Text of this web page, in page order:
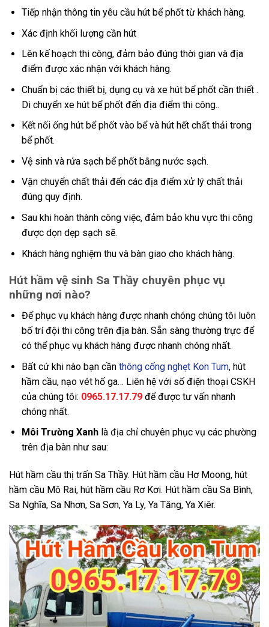
Tiếp nhận thông tin yêu cầu hút bể phốt từ khách hàng.
Xác định khối lượng cần hút
Lên kế hoạch thi công, đảm bảo đúng thời gian và địa
điểm được xác nhận với khách hàng.
Chuẩn bị các thiết bị, dụng cụ và xe hút bể phốt cần thiết .
Di chuyển xe hút bể phốt đến địa điểm thi công..
Kết nối ống hút bể phốt vào bể và hút hết chất thải trong
bể phốt.
Vệ sinh và rửa sạch bể phốt bằng nước sạch.
Vận chuyển chất thải đến các địa điểm xử lý chất thải
đúng quy định.
Sau khi hoàn thành công việc, đảm bảo khu vực thi công
được dọn dẹp sạch sẽ.
Khách hàng nghiệm thu và bàn giao cho khách hàng.
Hút hầm vệ sinh Sa Thầy chuyên phục vụ
những nơi nào?
Để phục vụ khách hàng được nhanh chóng chúng tôi luôn
bố trí đội thi công trên địa bàn. Sẵn sàng thường trực để
có thể phục vụ khách hàng được nhanh chóng nhất.
Bất cứ khi nào bạn cầnthông cống nghẹt Kon Tum, hút
hầm cầu, nạo vét hố ga… Liên hệ với số điện thoại CSKH
của chúng tôi: 0965.17.17.79để được tư vấn nhanh
chóng nhất.
Môi Trường Xanhlà địa chỉ chuyên phục vụ các phường
trên địa bàn như sau:
Hút hầm cầu thị trấn Sa Thầy. Hút hầm cầu Hơ Moong, hút
hầm cầu Mô Rai, hút hầm cầu Rơ Kơi. Hút hầm cầu Sa Bình,
Sa Nghĩa, Sa Nhơn, Sa Sơn, Ya Ly, Ya Tăng, Ya Xiêr.